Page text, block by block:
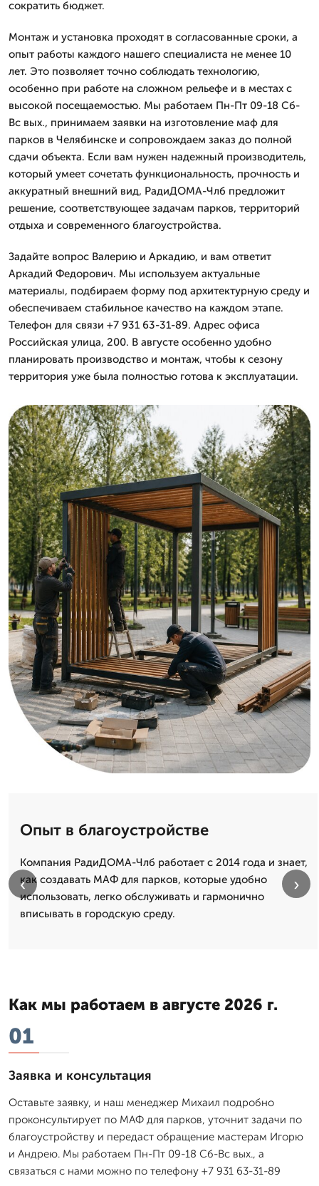
сократить бюджет.
Монтаж и установка проходят в согласованные сроки, а
опыт работы каждого нашего специалиста не менее 10
лет. Это позволяет точно соблюдать технологию,
особенно при работе на сложном рельефе и в местах с
высокой посещаемостью. Мы работаем Пн-Пт 09-18 Сб-
Вс вых., принимаем заявки на изготовление маф для
парков в Челябинске и сопровождаем заказ до полной
сдачи объекта. Если вам нужен надежный производитель,
который умеет сочетать функциональность, прочность и
аккуратный внешний вид, РадиДОМА-Члб предложит
решение, соответствующее задачам парков, территорий
отдыха и современного благоустройства.
Задайте вопрос Валерию и Аркадию, и вам ответит
Аркадий Федорович. Мы используем актуальные
материалы, подбираем форму под архитектурную среду и
обеспечиваем стабильное качество на каждом этапе.
Телефон для связи +7 931 63-31-89. Адрес офиса
Российская улица, 200. В августе особенно удобно
планировать производство и монтаж, чтобы к сезону
территория уже была полностью готова к эксплуатации.
Опыт в благоустройстве
Компания РадиДОМА-Члб работает с 2014 года и знает,
как создавать МАФ для парков, которые удобно
использовать, легко обслуживать и гармонично
вписывать в городскую среду.
‹ ›
Как мы работаем в августе 2026 г.
01
Заявка и консультация
Оставьте заявку, и наш менеджер Михаил подробно
проконсультирует по МАФ для парков, уточнит задачи по
благоустройству и передаст обращение мастерам Игорю
и Андрею. Мы работаем Пн-Пт 09-18 Сб-Вс вых., а
связаться с нами можно по телефону +7 931 63-31-89